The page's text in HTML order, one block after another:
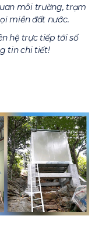
môi trường, trạm
miền đất nước.
hệ trực tiếp tới số
tin chi tiết!